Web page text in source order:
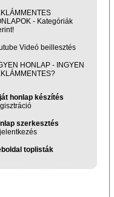
- Kategóriák
Videó beillesztés
HONLAP - INGYEN
honlap készítés
szerkesztés
toplisták